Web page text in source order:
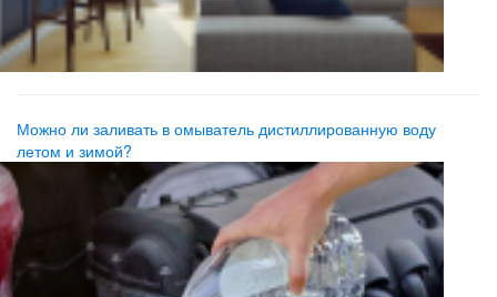
Можно ли заливать в омыватель дистиллированную воду
летом и зимой?